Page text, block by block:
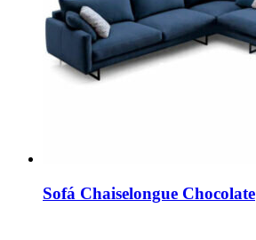
Sofá Chaiselongue Chocolate